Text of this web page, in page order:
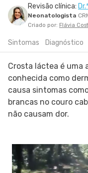
GRAVIDEZ
SIGA O
Revisão clínica:
Neonatologista
Criado por: Flávia
Sintomas Diagnóstico
Crosta láctea é uma
conhecida como
causa sintomas
brancas no couro
não causam dor.